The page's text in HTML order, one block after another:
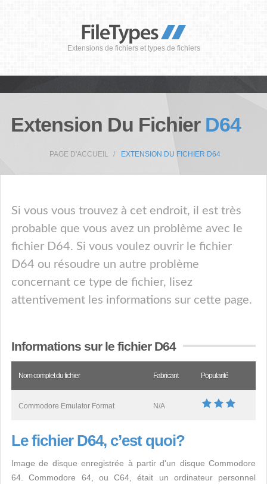
Extensions de fichiers et types de fichiers
Extension Du Fichier D64
PAGE D'ACCUEIL EXTENSION DU FICHIER D64
Si vous vous trouvez à cet endroit, il est très
probable que vous avez un problème avec le
fichier D64. Si vous voulez ouvrir le fichier
D64 ou résoudre un autre problème
concernant ce type de fichier, lisez
attentivement les informations sur cette page.
Informations sur le fichier D64
Nom complet du fichier Fabricant Popularité
Commodore Emulator Format N/A
Le fichier D64, c’est quoi?
Image de disque enregistrée à partir d'un disque Commodore
64. Commodore 64, ou C64, était un ordinateur personnel